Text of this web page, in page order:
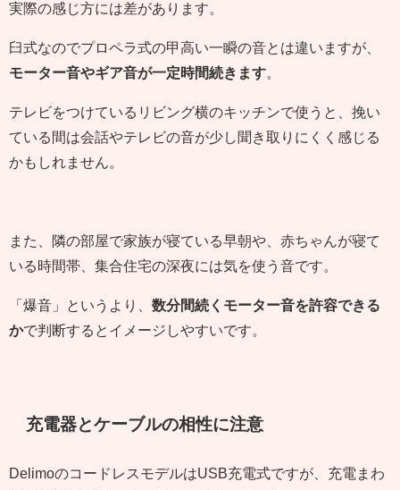
実際の感じ方には差があります。
臼式なのでプロペラ式の甲高い一瞬の音とは違いますが、
モーター音やギア音が一定時間続きます。
テレビをつけているリビング横のキッチンで使うと、挽い
ている間は会話やテレビの音が少し聞き取りにくく感じる
かもしれません。
また、隣の部屋で家族が寝ている早朝や、赤ちゃんが寝て
いる時間帯、集合住宅の深夜には気を使う音です。
「爆音」というより、 数分間続くモーター音を許容できる
かで判断するとイメージしやすいです。
充電器とケーブルの相性に注意
DelimoのコードレスモデルはUSB充電式ですが、充電まわ